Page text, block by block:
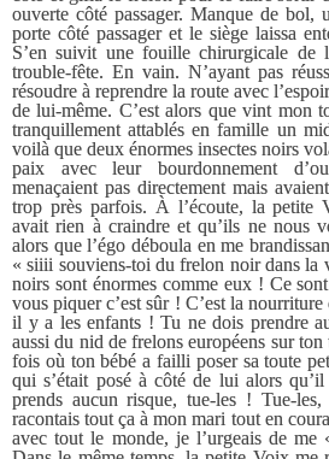
ouverte côté passager. Manque de bol,
porte côté passager et le siège laissa
S’en suivit une fouille chirurgicale
trouble-fête. En vain. N’ayant pas
résoudre à reprendre la route avec
de lui-même. C’est alors que vint mon
tranquillement attablés en famille un
voilà que deux énormes insectes noirs
paix avec leur bourdonnement
menaçaient pas directement mais
trop près parfois. À l’écoute, la petite
avait rien à craindre et qu’ils ne nous
alors que l’égo déboula en me
« siiii souviens-toi du frelon noir dans la
noirs sont énormes comme eux ! Ce
vous piquer c’est sûr ! C’est la
il y a les enfants ! Tu ne dois prendre
aussi du nid de frelons européens sur
fois où ton bébé a failli poser sa toute
qui s’était posé à côté de lui alors
prends aucun risque, tue-les ! Tue-
racontais tout ça à mon mari tout en
avec tout le monde, je l’urgeais de me